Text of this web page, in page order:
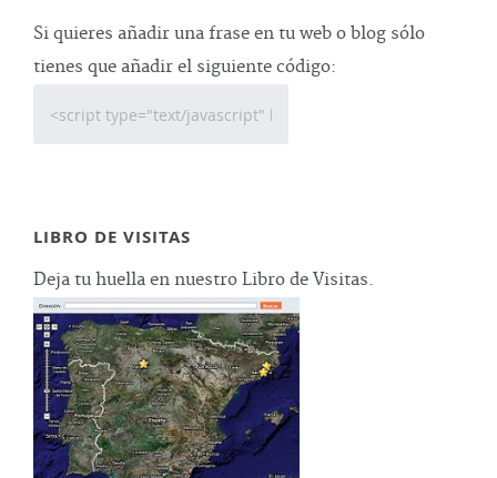
Si quieres añadir una frase en tu web o blog sólo
tienes que añadir el siguiente código:
LIBRO DE VISITAS
Deja tu huella en nuestro Libro de Visitas.